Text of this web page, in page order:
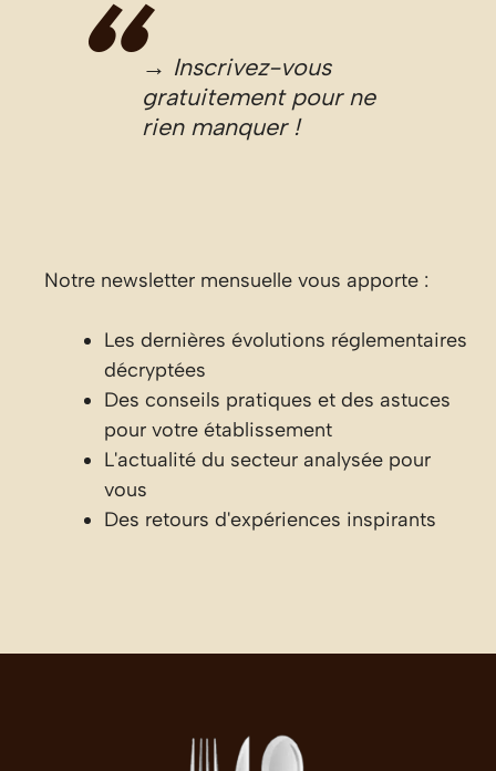
→ Inscrivez-vous
gratuitement pour ne
rien manquer !
Notre newsletter mensuelle vous apporte :
Les dernières évolutions réglementaires
décryptées
Des conseils pratiques et des astuces
pour votre établissement
L'actualité du secteur analysée pour
vous
Des retours d'expériences inspirants